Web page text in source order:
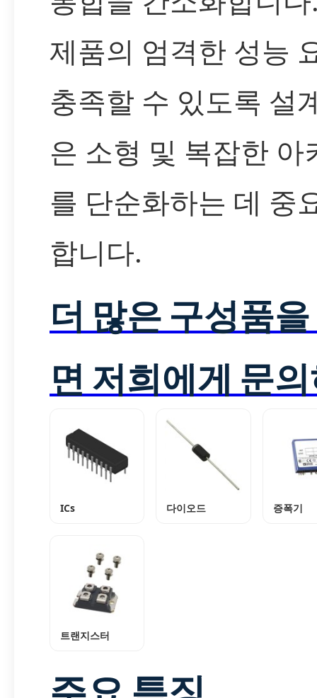
제품의 엄격한 성능
충족할 수 있도록 설
은 소형 및 복잡한 아
를 단순화하는 데 중
합니다.
더 많은 구성품
면 저희에게 문
ICs 다이오드 증폭기
트랜지스터